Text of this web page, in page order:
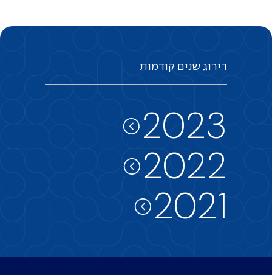
דירוג שנים קודמות
2023
2022
2021